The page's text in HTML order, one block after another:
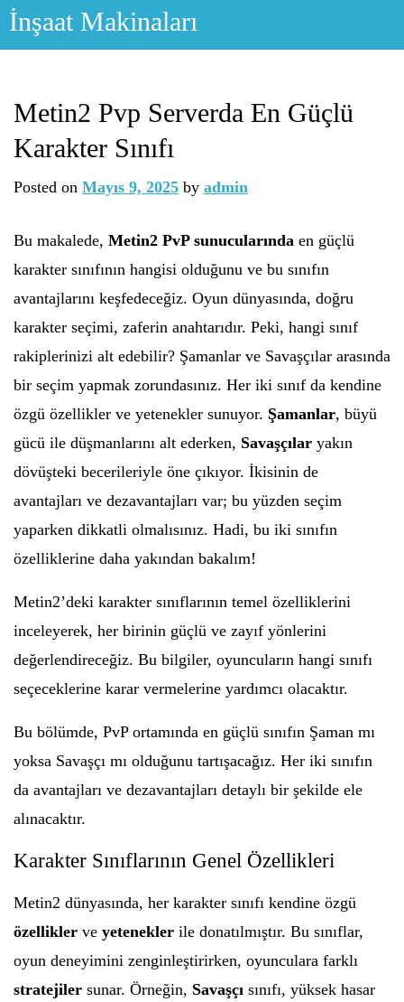
Skip
İnşaat Makinaları
Metin2 Pvp Serverda En Güçlü
Karakter Sınıfı
Posted on Mayıs 9, 2025 by admin
Bu makalede, Metin2 PvP sunucularında en güçlü
karakter sınıfının hangisi olduğunu ve bu sınıfın
avantajlarını keşfedeceğiz. Oyun dünyasında, doğru
karakter seçimi, zaferin anahtarıdır. Peki, hangi sınıf
rakiplerinizi alt edebilir? Şamanlar ve Savaşçılar arasında
bir seçim yapmak zorundasınız. Her iki sınıf da kendine
özgü özellikler ve yetenekler sunuyor. Şamanlar, büyü
gücü ile düşmanlarını alt ederken, Savaşçılar yakın
dövüşteki becerileriyle öne çıkıyor. İkisinin de
avantajları ve dezavantajları var; bu yüzden seçim
yaparken dikkatli olmalısınız. Hadi, bu iki sınıfın
özelliklerine daha yakından bakalım!
Metin2’deki karakter sınıflarının temel özelliklerini
inceleyerek, her birinin güçlü ve zayıf yönlerini
değerlendireceğiz. Bu bilgiler, oyuncuların hangi sınıfı
seçeceklerine karar vermelerine yardımcı olacaktır.
Bu bölümde, PvP ortamında en güçlü sınıfın Şaman mı
yoksa Savaşçı mı olduğunu tartışacağız. Her iki sınıfın
da avantajları ve dezavantajları detaylı bir şekilde ele
alınacaktır.
Karakter Sınıflarının Genel Özellikleri
Metin2 dünyasında, her karakter sınıfı kendine özgü
özellikler ve yetenekler ile donatılmıştır. Bu sınıflar,
oyun deneyimini zenginleştirirken, oyunculara farklı
stratejiler sunar. Örneğin, Savaşçı sınıfı, yüksek hasar